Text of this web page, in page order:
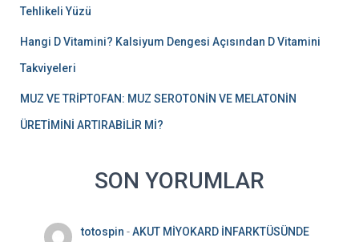
Tehlikeli Yüzü
Hangi D Vitamini? Kalsiyum Dengesi Açısından D Vitamini
Takviyeleri
MUZ VE TRİPTOFAN: MUZ SEROTONİN VE MELATONİN
ÜRETİMİNİ ARTIRABİLİR Mİ?
SON YORUMLAR
totospin -AKUT MİYOKARD İNFARKTÜSÜNDE